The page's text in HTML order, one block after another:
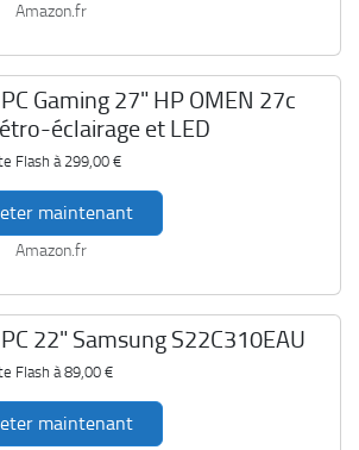
Amazon.fr
Gaming 27" HP OMEN 27c
éclairage et LED
Flash à299,00 €
maintenant
Amazon.fr
22" Samsung S22C310EAU
Flash à89,00 €
maintenant